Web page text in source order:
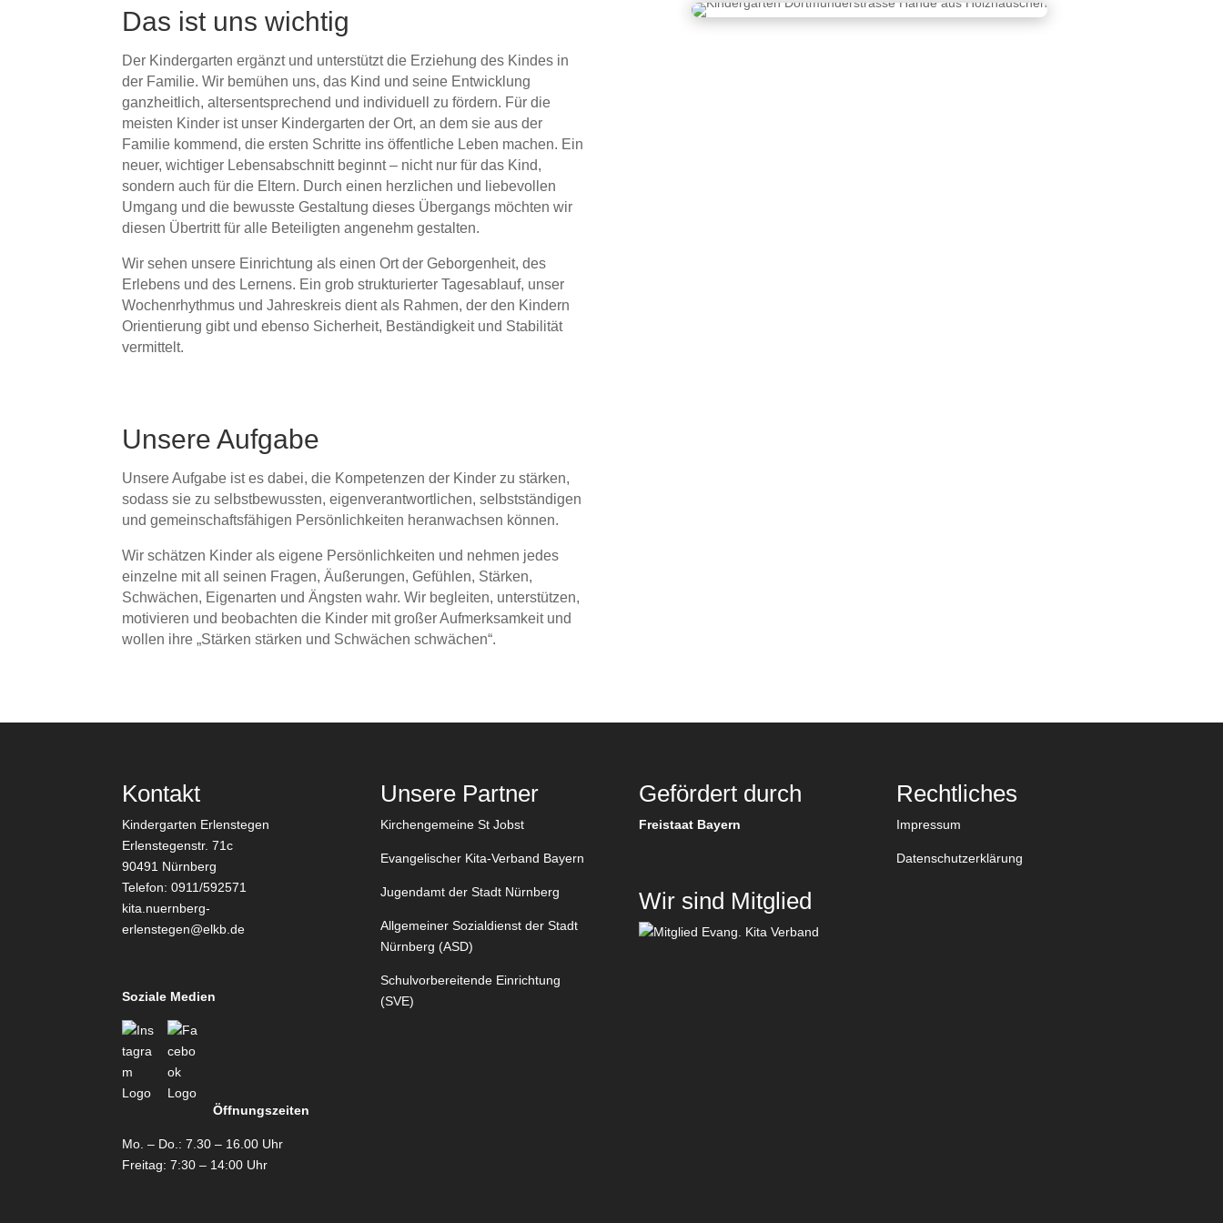
Das ist uns wichtig
Der Kindergarten ergänzt und unterstützt die Erziehung des Kindes in
der Familie. Wir bemühen uns, das Kind und seine Entwicklung
ganzheitlich, altersentsprechend und individuell zu fördern. Für die
meisten Kinder ist unser Kindergarten der Ort, an dem sie aus der
Familie kommend, die ersten Schritte ins öffentliche Leben machen. Ein
neuer, wichtiger Lebensabschnitt beginnt – nicht nur für das Kind,
sondern auch für die Eltern. Durch einen herzlichen und liebevollen
Umgang und die bewusste Gestaltung dieses Übergangs möchten wir
diesen Übertritt für alle Beteiligten angenehm gestalten.
Wir sehen unsere Einrichtung als einen Ort der Geborgenheit, des
Erlebens und des Lernens. Ein grob strukturierter Tagesablauf, unser
Wochenrhythmus und Jahreskreis dient als Rahmen, der den Kindern
Orientierung gibt und ebenso Sicherheit, Beständigkeit und Stabilität
vermittelt.
Unsere Aufgabe
Unsere Aufgabe ist es dabei, die Kompetenzen der Kinder zu stärken,
sodass sie zu selbstbewussten, eigenverantwortlichen, selbstständigen
und gemeinschaftsfähigen Persönlichkeiten heranwachsen können.
Wir schätzen Kinder als eigene Persönlichkeiten und nehmen jedes
einzelne mit all seinen Fragen, Äußerungen, Gefühlen, Stärken,
Schwächen, Eigenarten und Ängsten wahr. Wir begleiten, unterstützen,
motivieren und beobachten die Kinder mit großer Aufmerksamkeit und
wollen ihre „Stärken stärken und Schwächen schwächen“.
Kontakt
Kindergarten Erlenstegen
Erlenstegenstr. 71c
90491 Nürnberg
Telefon: 0911/592571
kita.nuernberg-
erlenstegen@elkb.de
Soziale Medien
Öffnungszeiten
Mo. – Do.: 7.30 – 16.00 Uhr
Freitag: 7:30 – 14:00 Uhr
Unsere Partner
Kirchengemeine St Jobst
Evangelischer Kita-Verband Bayern
Jugendamt der Stadt Nürnberg
Allgemeiner Sozialdienst der Stadt
Nürnberg (ASD)
Schulvorbereitende Einrichtung
(SVE)
Gefördert durch
Freistaat Bayern
Wir sind Mitglied
Rechtliches
Impressum
Datenschutzerklärung